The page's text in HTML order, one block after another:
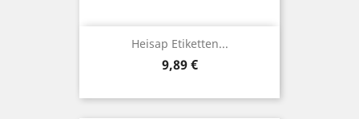
Heisap Etiketten...
Preis
9,89 €